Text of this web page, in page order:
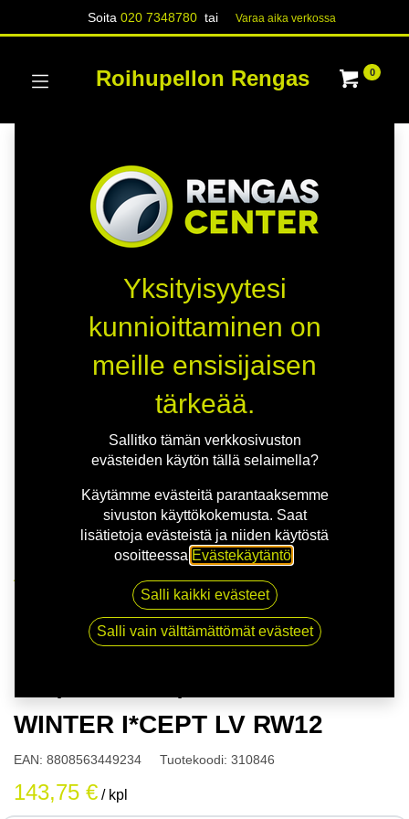
Soita020 7348780 tai Varaa aika verk​​​​ossa
Roihupellon Rengas 0
165/70R13 88/86R HANKOOK WINTER I*CEPT LV
WINTER I*CEPT LV RW12
EAN: 8808563449234 Tuotekoodi: 310846
143,75 € / kpl
Yksityisyytesi
kunnioittaminen on
meille ensisijaisen
tärkeää.
Sallitko tämän verkkosivuston
evästeiden käytön tällä selaimella?
Käytämme evästeitä parantaaksemme
sivuston käyttökokemusta. Saat
lisätietoja evästeistä ja niiden käytöstä
osoitteessa Evästekäytäntö
Salli kaikki evästeet
Salli vain välttämättömät evästeet